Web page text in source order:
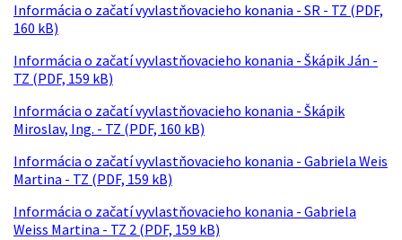
Informácia o začatí vyvlastňovacieho konania - SR - TZ (PDF,
160 kB)
Informácia o začatí vyvlastňovacieho konania - Škápik Ján -
TZ (PDF, 159 kB)
Informácia o začatí vyvlastňovacieho konania - Škápik
Miroslav, Ing. - TZ (PDF, 160 kB)
Informácia o začatí vyvlastňovacieho konania - Gabriela Weis
Martina - TZ (PDF, 159 kB)
Informácia o začatí vyvlastňovacieho konania - Gabriela
Weiss Martina - TZ 2 (PDF, 159 kB)